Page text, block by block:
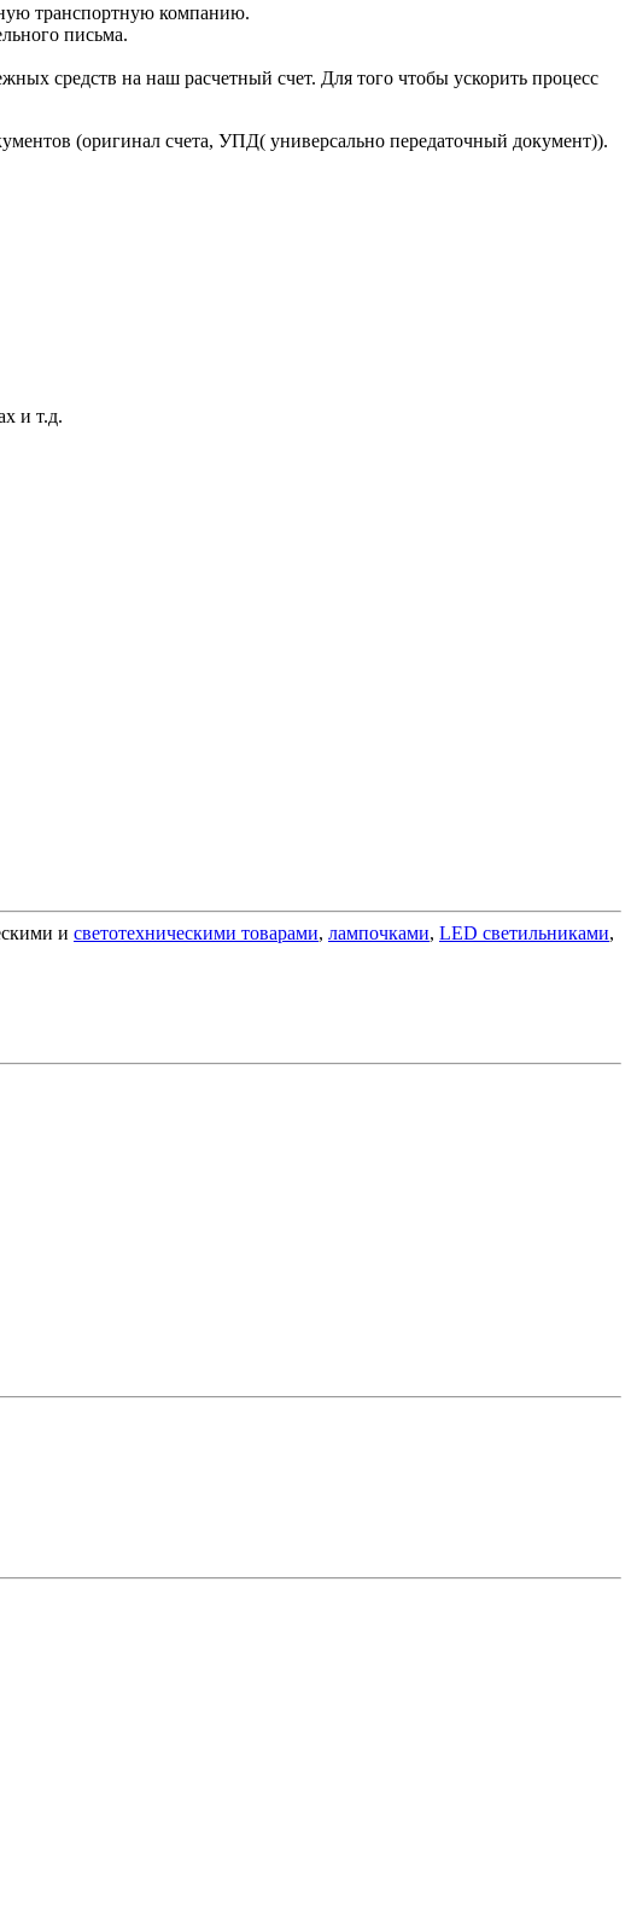
транспортную компанию.
письма.
средств на наш расчетный счет. Для того чтобы ускорить процесс
(оригинал счета, УПД( универсально передаточный документ)).
и т.д.
и светотехническими товарами, лампочками, LED светильниками,